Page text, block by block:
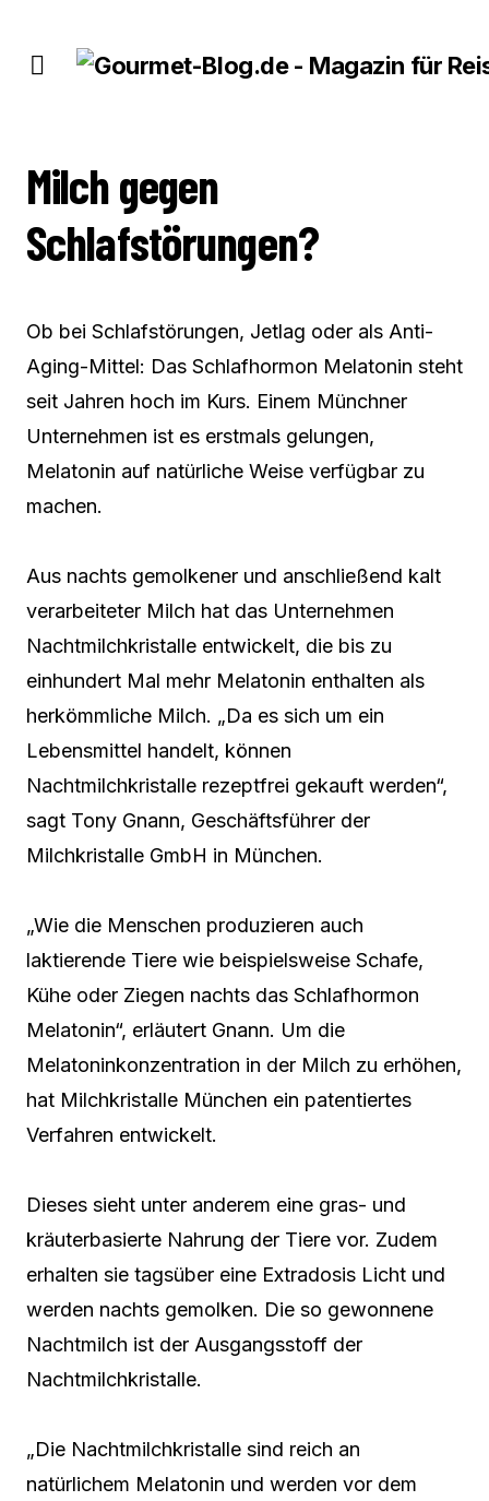
Milch gegen
Schlafstörungen?
Ob bei Schlafstörungen, Jetlag oder als Anti-
Aging-Mittel: Das Schlafhormon Melatonin steht
seit Jahren hoch im Kurs. Einem Münchner
Unternehmen ist es erstmals gelungen,
Melatonin auf natürliche Weise verfügbar zu
machen.
Aus nachts gemolkener und anschließend kalt
verarbeiteter Milch hat das Unternehmen
Nachtmilchkristalle entwickelt, die bis zu
einhundert Mal mehr Melatonin enthalten als
herkömmliche Milch. „Da es sich um ein
Lebensmittel handelt, können
Nachtmilchkristalle rezeptfrei gekauft werden“,
sagt Tony Gnann, Geschäftsführer der
Milchkristalle GmbH in München.
„Wie die Menschen produzieren auch
laktierende Tiere wie beispielsweise Schafe,
Kühe oder Ziegen nachts das Schlafhormon
Melatonin“, erläutert Gnann. Um die
Melatoninkonzentration in der Milch zu erhöhen,
hat Milchkristalle München ein patentiertes
Verfahren entwickelt.
Dieses sieht unter anderem eine gras- und
kräuterbasierte Nahrung der Tiere vor. Zudem
erhalten sie tagsüber eine Extradosis Licht und
werden nachts gemolken. Die so gewonnene
Nachtmilch ist der Ausgangsstoff der
Nachtmilchkristalle.
„Die Nachtmilchkristalle sind reich an
natürlichem Melatonin und werden vor dem